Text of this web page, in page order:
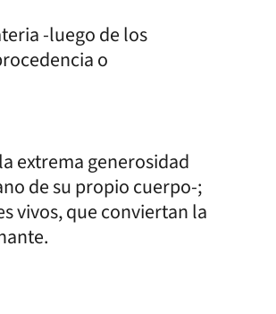
-luego de los
o
extrema generosidad
de su propio cuerpo-;
vivos, que conviertan la